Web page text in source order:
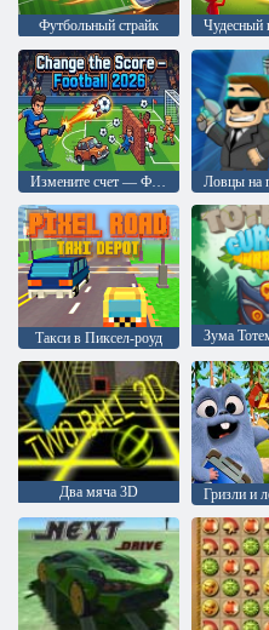
Футбольный страйк
Измените счет — Футбол 2026 Ловцы на
Такси в Пиксел-роуд
Два мяча 3D